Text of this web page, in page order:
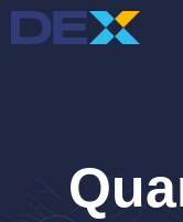
Skip
to